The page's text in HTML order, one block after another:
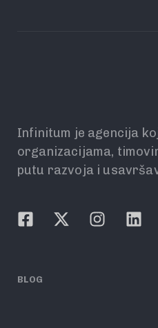
Infinitum je agencija
organizacijama,
putu razvoja i
BLOG